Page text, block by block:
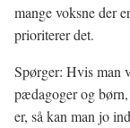
mange voksne der
prioriterer det.
Spørger: Hvis man
pædagoger og
er, så kan man jo